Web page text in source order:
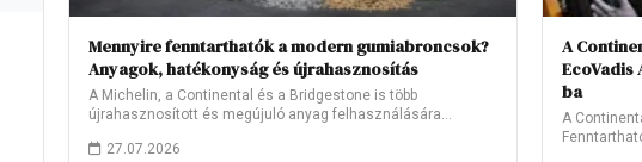
Mennyire fenntarthatók a modern gumiabroncsok?
Anyagok, hatékonyság és újrahasznosítás
A Michelin, a Continental és a Bridgestone is több
újrahasznosított és megújuló anyag felhasználására
27.07.2026
A
EcoVadis
ba
A